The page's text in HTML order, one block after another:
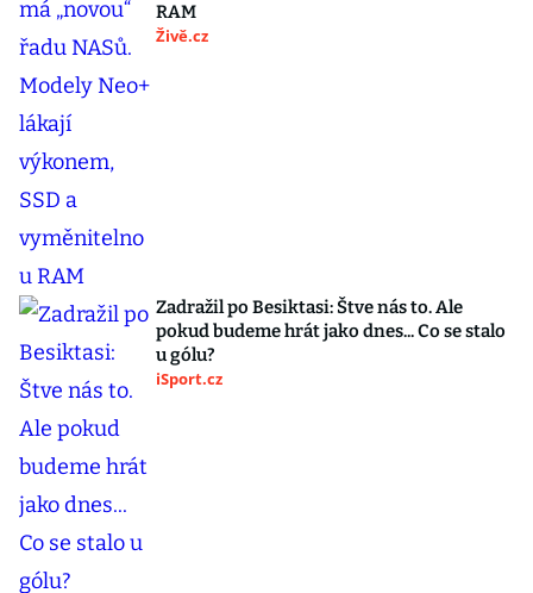
RAM
Živě.cz
Zadražil po Besiktasi: Štve nás to. Ale
pokud budeme hrát jako dnes... Co se stalo
u gólu?
iSport.cz